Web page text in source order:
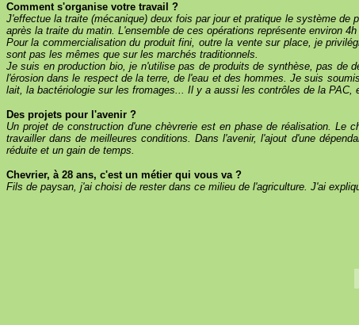
Comment s'organise votre travail ?
J'effectue la traite (mécanique) deux fois par jour et pratique le système
après la traite du matin. L'ensemble de ces opérations représente environ
Pour la commercialisation du produit fini, outre la vente sur place, je
sont pas les mêmes que sur les marchés traditionnels.
Je suis en production bio, je n'utilise pas de produits de synthèse, pas de
l'érosion dans le respect de la terre, de l'eau et des hommes. Je suis
lait, la bactériologie sur les fromages... Il y a aussi les contrôles de la
Des projets pour l'avenir ?
Un projet de construction d'une chèvrerie est en phase de réalisation. Le
travailler dans de meilleures conditions. Dans l'avenir, l'ajout d'une
réduite et un gain de temps.
Chevrier, à 28 ans, c'est un métier qui vous va ?
Fils de paysan, j'ai choisi de rester dans ce milieu de l'agriculture. J'ai